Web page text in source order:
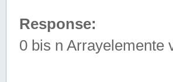
Response:
0 bis n Arrayelemente